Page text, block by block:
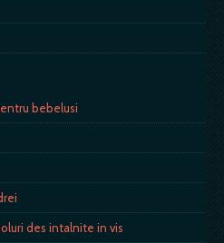
bebelusi
des intalnite in vis